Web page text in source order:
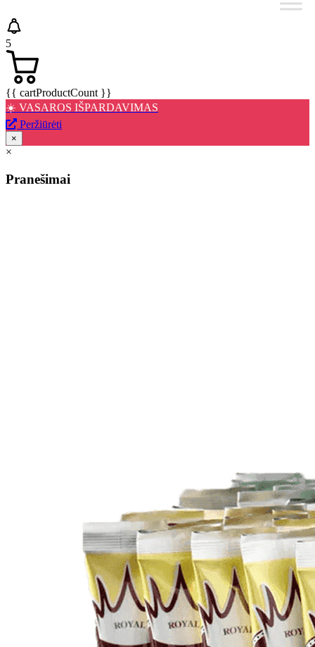
5
{{ cartProductCount }}
☀️ VASAROS IŠPARDAVIMAS
Peržiūrėti
×
×
Pranešimai